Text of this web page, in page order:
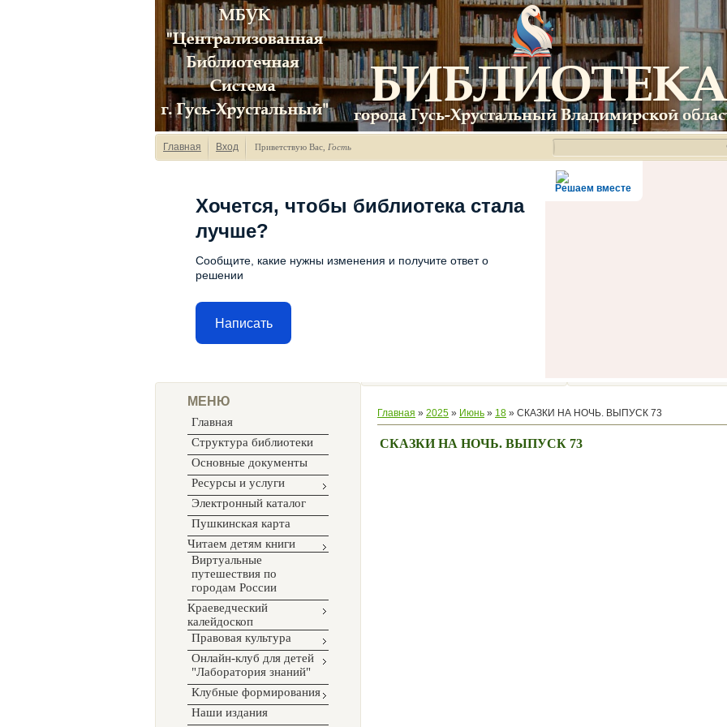
Главная Вход Приветствую Вас Гость
Решаем вместе
Хочется, чтобы библиотека стала
лучше?
Сообщите, какие нужны изменения и получите ответ о
решении
Написать
МЕНЮ
Главная
Структура библиотеки
Основные документы
Ресурсы и услуги
Электронный каталог
Пушкинская карта
Читаем детям книги
Виртуальные
путешествия по
городам России
Краеведческий
калейдоскоп
Правовая культура
Онлайн-клуб для детей
"Лаборатория знаний"
Клубные формирования
Наши издания
Главная » 2025 » Июнь » 18 » СКАЗКИ НА НОЧЬ. ВЫПУСК 73
СКАЗКИ НА НОЧЬ. ВЫПУСК 73